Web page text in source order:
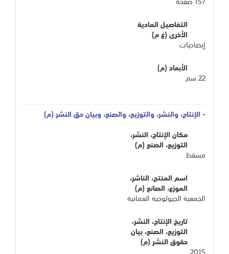
التفاصيل المادية
الأخرى (غ م)
إيضاحيات
الأبعاد (م)
22 سم
- الإنتاج، والنشر، والتوزيع، والصنع، وبيان حق النشر (م)
مكان الإنتاج، النشر،
التوزيع، الصنع (م)
مسقط
اسم المنتج، الناشر،
الموزع، الصانع (م)
الجمعية الجيولوجية العمانية
تاريخ الإنتاج، النشر،
التوزيع، الصنع، بيان
حقوق النشر (م)